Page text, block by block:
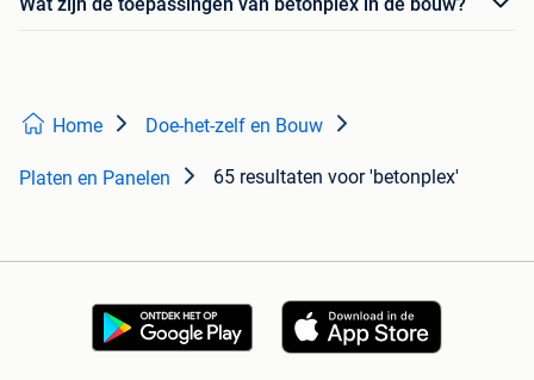
Home Doe-het-zelf en Bouw
Platen en Panelen 65 resultaten voor 'betonplex'